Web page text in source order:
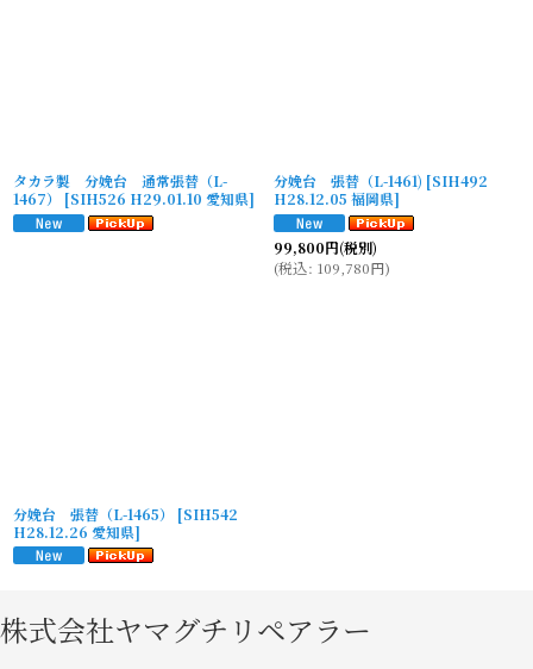
タカラ製 分娩台 通常張替（L-
1467）
[SIH526 H29.01.10 愛知県]
分娩台 張替（L-1461) [SIH492
H28.12.05 福岡県]
99,800円(税別)
(税込: 109,780円)
分娩台 張替（L-1465） [SIH542
H28.12.26 愛知県]
株式会社ヤマグチリペアラー